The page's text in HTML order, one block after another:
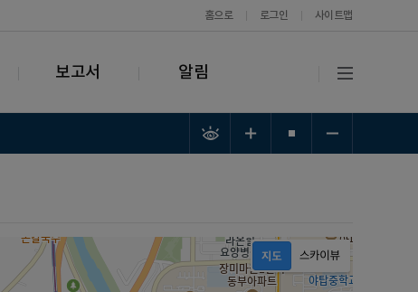
홈으로 로그인 사이트맵
보고서 알림